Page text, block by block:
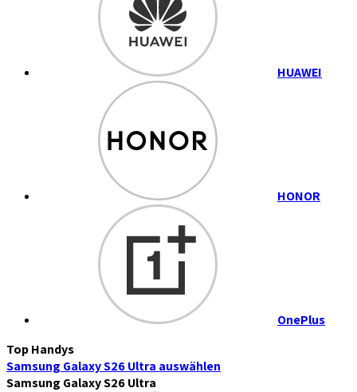
HUAWEI
HONOR
OnePlus
Top Handys
Samsung Galaxy S26 Ultra auswählen
Samsung Galaxy S26 Ultra